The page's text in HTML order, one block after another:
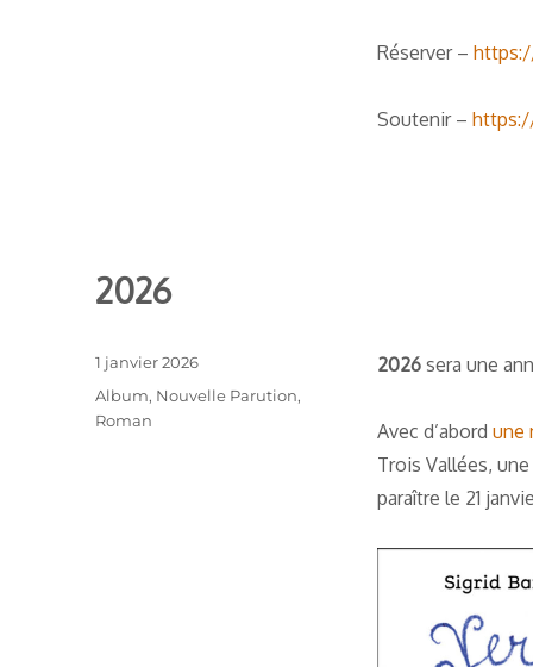
Réserver –
Soutenir –
2026
2026sera une
Avec d’abord une
Trois Vallées,
paraître le 21
Publié
le
1 janvier 2026
Catégories
Album, Nouvelle Parution,
Roman